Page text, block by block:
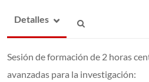
Detalles
Sesión de formación de 2 horas
avanzadas para la investigación: